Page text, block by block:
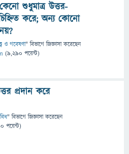
শুধুমাত্র উত্তর-
করে; অন্য কোনো
ও গবেষণা" বিভাগে জিজ্ঞাসাকরেছেন
(9,290 পয়েন্ট)
প্রদান করে
" বিভাগে জিজ্ঞাসাকরেছেন
পয়েন্ট)